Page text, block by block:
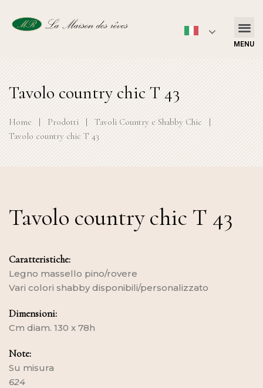
MENU
Tavolo country chic T 43
Home | Prodotti | Tavoli Country e Shabby Chic
|
Tavolo country chic T 43
Tavolo country chic T 43
Caratteristiche:
Legno massello pino/rovere
Vari colori shabby disponibili/personalizzato
Dimensioni:
Cm diam. 130 x 78h
Note:
Su misura
624